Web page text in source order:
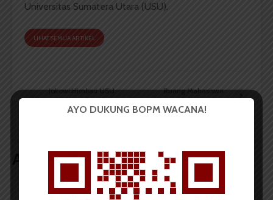
Universitas Sumatera Utara (USU).
LIHAT SEMUA ARTIKEL
Jokowi Himbau USU
Untuk Kembangkan
Sociopreneurship
Ruang Mahasiswa
Adakan Laskar
Artikel terkait lain
AYO DUKUNG BOPM WACANA!